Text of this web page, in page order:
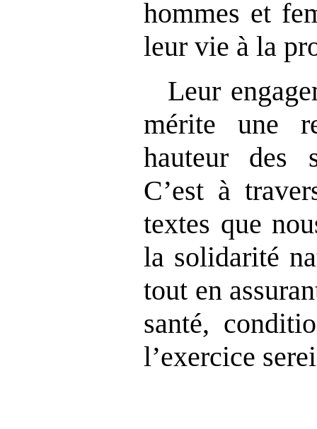
hommes et
leur vie à la
Leur
mérite une
hauteur des
C’est à
textes que
la solidarité
tout en
santé,
l’exercice